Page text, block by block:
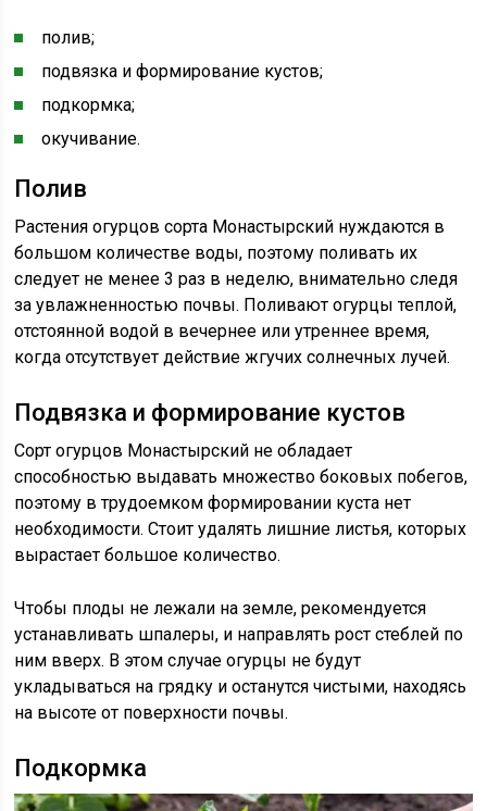
полив;
подвязка и формирование кустов;
подкормка;
окучивание.
Полив
Растения огурцов сорта Монастырский нуждаются в
большом количестве воды, поэтому поливать их
следует не менее 3 раз в неделю, внимательно следя
за увлажненностью почвы. Поливают огурцы теплой,
отстоянной водой в вечернее или утреннее время,
когда отсутствует действие жгучих солнечных лучей.
Подвязка и формирование кустов
Сорт огурцов Монастырский не обладает
способностью выдавать множество боковых побегов,
поэтому в трудоемком формировании куста нет
необходимости. Стоит удалять лишние листья, которых
вырастает большое количество.
Чтобы плоды не лежали на земле, рекомендуется
устанавливать шпалеры, и направлять рост стеблей по
ним вверх. В этом случае огурцы не будут
укладываться на грядку и останутся чистыми, находясь
на высоте от поверхности почвы.
Подкормка